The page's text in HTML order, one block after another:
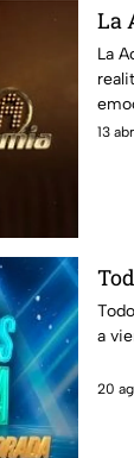
La
La
13
a
20